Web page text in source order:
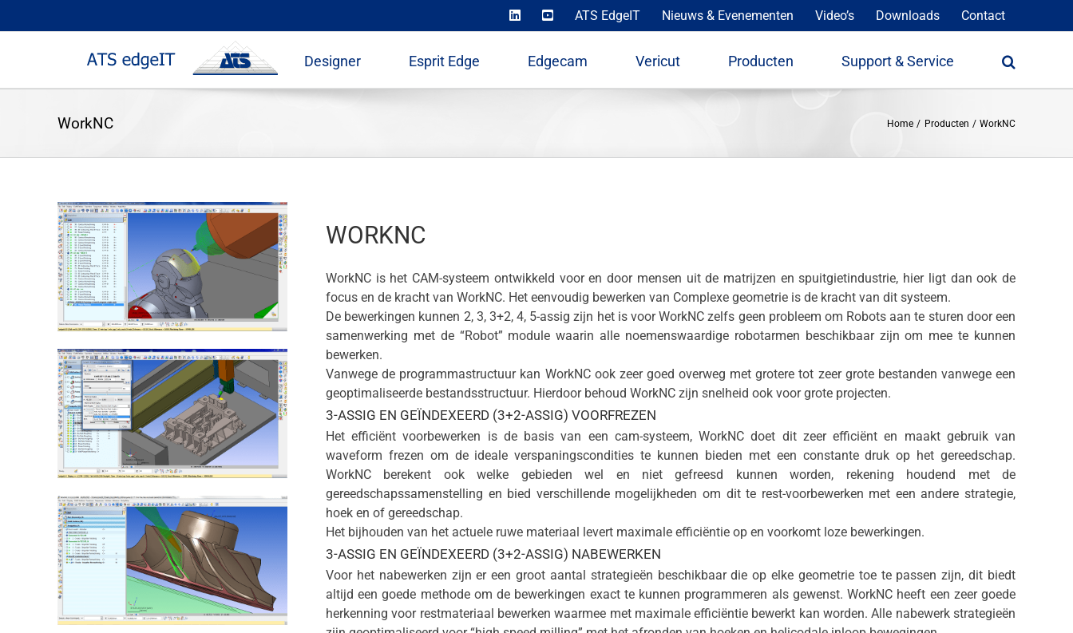
to
ATS EdgeIT Nieuws & Evenementen Video’s Downloads Contact
Designer Esprit Edge Edgecam Vericut Producten Support & Service
WorkNC Home Producten WorkNC
WORKNC
WorkNC is het CAM-systeem ontwikkeld voor en door mensen uit de matrijzen en spuitgietindustrie, hier ligt dan ook de
focus en de kracht van WorkNC. Het eenvoudig bewerken van Complexe geometrie is de kracht van dit systeem.
De bewerkingen kunnen 2, 3, 3+2, 4, 5-assig zijn het is voor WorkNC zelfs geen probleem om Robots aan te sturen door een
samenwerking met de “Robot” module waarin alle noemenswaardige robotarmen beschikbaar zijn om mee te kunnen
bewerken.
Vanwege de programmastructuur kan WorkNC ook zeer goed overweg met grotere tot zeer grote bestanden vanwege een
geoptimaliseerde bestandsstructuur. Hierdoor behoud WorkNC zijn snelheid ook voor grote projecten.
3-ASSIG EN GEÏNDEXEERD (3+2-ASSIG) VOORFREZEN
Het efficiënt voorbewerken is de basis van een cam-systeem, WorkNC doet dit zeer efficiënt en maakt gebruik van
waveform frezen om de ideale verspaningscondities te kunnen bieden met een constante druk op het gereedschap.
WorkNC berekent ook welke gebieden wel en niet gefreesd kunnen worden, rekening houdend met de
gereedschapssamenstelling en bied verschillende mogelijkheden om dit te rest-voorbewerken met een andere strategie,
hoek en of gereedschap.
Het bijhouden van het actuele ruwe materiaal levert maximale efficiëntie op en voorkomt loze bewerkingen.
3-ASSIG EN GEÏNDEXEERD (3+2-ASSIG) NABEWERKEN
Voor het nabewerken zijn er een groot aantal strategieën beschikbaar die op elke geometrie toe te passen zijn, dit biedt
altijd een goede methode om de bewerkingen exact te kunnen programmeren als gewenst. WorkNC heeft een zeer goede
herkenning voor restmateriaal bewerken waarmee met maximale efficiëntie bewerkt kan worden. Alle nabewerk strategieën